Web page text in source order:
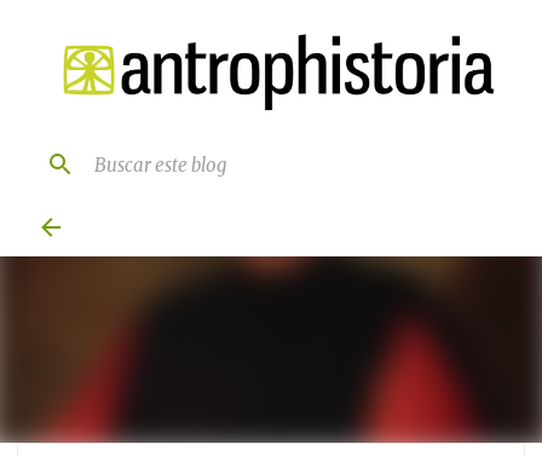
Ir al contenido principal